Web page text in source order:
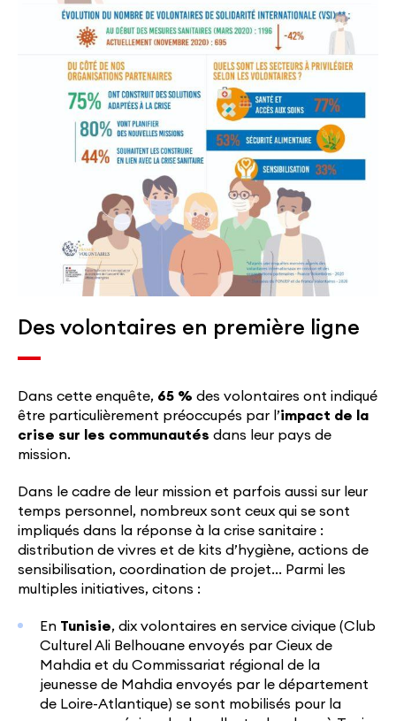
Des volontaires en première ligne
Dans cette enquête, 65 % des volontaires ont indiqué
être particulièrement préoccupés par l’impact de la
crise sur les communautés dans leur pays de
mission.
Dans le cadre de leur mission et parfois aussi sur leur
temps personnel, nombreux sont ceux qui se sont
impliqués dans la réponse à la crise sanitaire :
distribution de vivres et de kits d’hygiène, actions de
sensibilisation, coordination de projet… Parmi les
multiples initiatives, citons :
En Tunisie, dix volontaires en service civique (Club
Culturel Ali Belhouane envoyés par Cieux de
Mahdia et du Commissariat régional de la
jeunesse de Mahdia envoyés par le département
de Loire-Atlantique) se sont mobilisés pour la